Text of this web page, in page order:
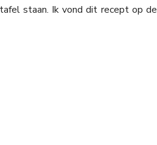
staan. Ik vond dit recept op de